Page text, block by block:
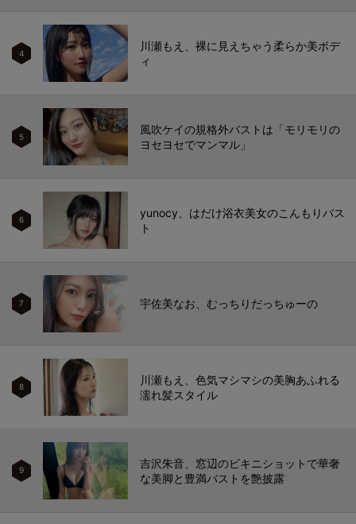
4
川瀬もえ、裸に見えちゃう柔らか美ボデ
ィ
5
風吹ケイの規格外バストは「モリモリの
ヨセヨセでマンマル」
6
yunocy、はだけ浴衣美女のこんもりバス
ト
7 宇佐美なお、むっちりだっちゅーの
8
川瀬もえ、色気マシマシの美胸あふれる
濡れ髪スタイル
9
吉沢朱音、窓辺のビキニショットで華奢
な美脚と豊満バストを艶披露